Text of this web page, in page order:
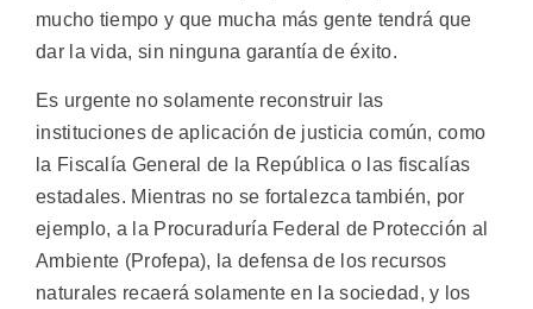
mucho tiempo y que mucha más gente tendrá que
dar la vida, sin ninguna garantía de éxito.
Es urgente no solamente reconstruir las
instituciones de aplicación de justicia común, como
la Fiscalía General de la República o las fiscalías
estadales. Mientras no se fortalezca también, por
ejemplo, a la Procuraduría Federal de Protección al
Ambiente (Profepa), la defensa de los recursos
naturales recaerá solamente en la sociedad, y los